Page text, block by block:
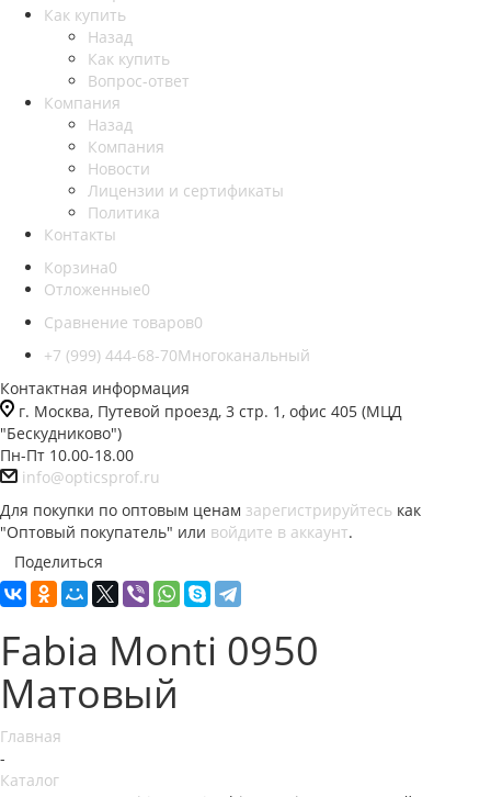
Как купить
Назад
Как купить
Вопрос-ответ
Компания
Назад
Компания
Новости
Лицензии и сертификаты
Политика
Контакты
Корзина0
Отложенные0
Сравнение товаров0
+7 (999) 444-68-70Многоканальный
Контактная информация
г. Москва, Путевой проезд, 3 стр. 1, офис 405 (МЦД
"Бескудниково")
Пн-Пт 10.00-18.00
info@opticsprof.ru
Для покупки по оптовым ценам зарегистрируйтесь как
"Оптовый покупатель" или войдите в аккаунт.
Поделиться
Fabia Monti 0950
Матовый
Главная
-
Каталог